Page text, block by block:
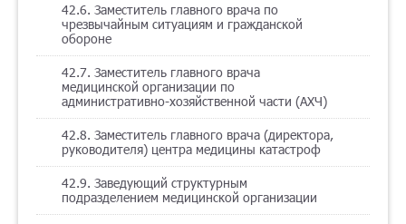
42.6. Заместитель главного врача по
чрезвычайным ситуациям и гражданской
обороне
42.7. Заместитель главного врача
медицинской организации по
административно-хозяйственной части (АХЧ)
42.8. Заместитель главного врача (директора,
руководителя) центра медицины катастроф
42.9. Заведующий структурным
подразделением медицинской организации